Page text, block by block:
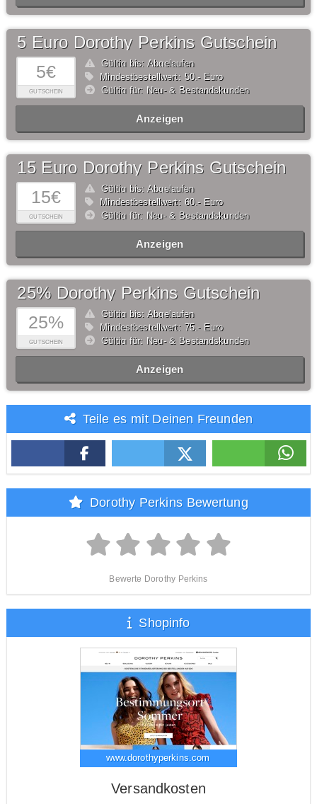
5€
GUTSCHEIN
5 Euro Dorothy Perkins Gutschein
Gültig bis: Abgelaufen
Mindestbestellwert: 50,- Euro
Gültig für: Neu- & Bestandskunden
Anzeigen
15€
GUTSCHEIN
15 Euro Dorothy Perkins Gutschein
Gültig bis: Abgelaufen
Mindestbestellwert: 60,- Euro
Gültig für: Neu- & Bestandskunden
Anzeigen
25%
GUTSCHEIN
25% Dorothy Perkins Gutschein
Gültig bis: Abgelaufen
Mindestbestellwert: 75,- Euro
Gültig für: Neu- & Bestandskunden
Anzeigen
Teile es mit Deinen Freunden
Dorothy Perkins Bewertung
Bewerte Dorothy Perkins
Shopinfo
www.dorothyperkins.com
Versandkosten